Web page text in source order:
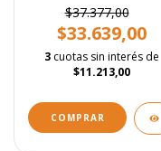
$37.377,00
$33.639,00
3 cuotas sin interés de
$11.213,00